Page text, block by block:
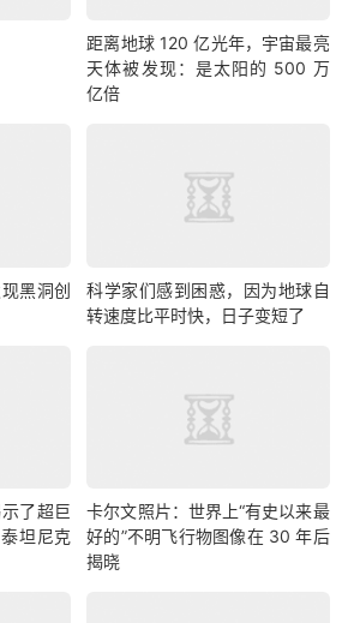
距离地球 120 亿光年，宇宙最亮
天体被发现：是太阳的 500 万
亿倍
黑洞创
科学家们感到困惑，因为地球自
转速度比平时快，日子变短了
了超巨
坦尼克
卡尔文照片：世界上“有史以来最
好的”不明飞行物图像在 30 年后
揭晓